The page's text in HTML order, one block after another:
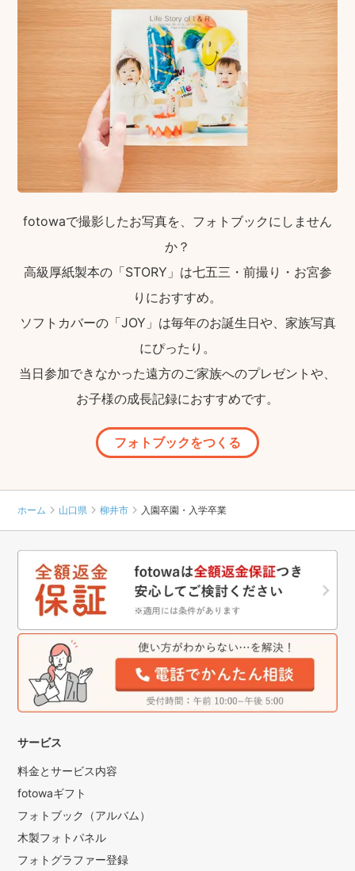
fotowaで撮影したお写真を、フォトブックにしません
か？
高級厚紙製本の「STORY」は七五三・前撮り・お宮参
りにおすすめ。
ソフトカバーの「JOY」は毎年のお誕生日や、家族写真
にぴったり。
当日参加できなかった遠方のご家族へのプレゼントや、
お子様の成長記録におすすめです。
フォトブックをつくる
ホーム 山口県 柳井市 入園卒園・入学卒業
サービス
料金とサービス内容
fotowaギフト
フォトブック（アルバム）
木製フォトパネル
フォトグラファー登録